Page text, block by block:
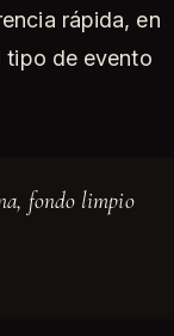
rápida, en
tipo de evento
fondo limpio